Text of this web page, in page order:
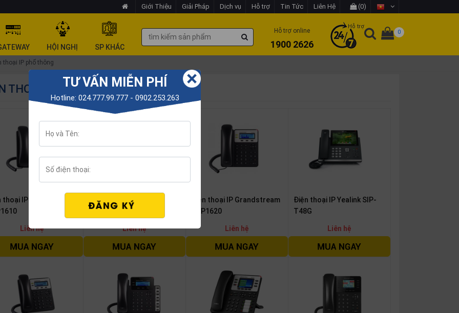
Giới Thiệu Giải Pháp Dịch vụ Hỗ trợ Tin Tức Liên Hệ (0)
HỘI NGHỊ SP KHÁC
Hỗ trợ online
1900 2626
Hỗ trợ
0
thoại IP phổ thông
THOẠI IP PHỔ THÔNG
thoại IP Grandstream
Liên hệ
Điện thoại IP Grandstream
GXP1615
Liên hệ
Điện thoại IP Grandstream
GXP1620
Liên hệ
Điện thoại IP Yealink SIP-
T48G
Liên hệ
TƯ VẤN MIỄN PHÍ
Hotline: 024.777.99.777 - 0902.253.263